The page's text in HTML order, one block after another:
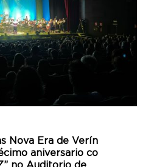
Nova Era de Verín
aniversario co
no Auditorio de